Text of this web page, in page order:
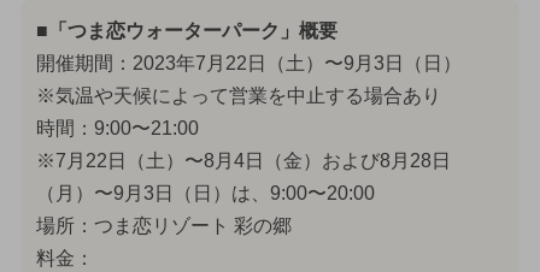
■「つま恋ウォーターパーク」概要
開催期間：2023年7月22日（土）〜9月3日（日）
※気温や天候によって営業を中止する場合あり
時間：9:00〜21:00
※7月22日（土）〜8月4日（金）および8月28日
（月）〜9月3日（日）は、9:00〜20:00
場所：つま恋リゾート 彩の郷
料金：